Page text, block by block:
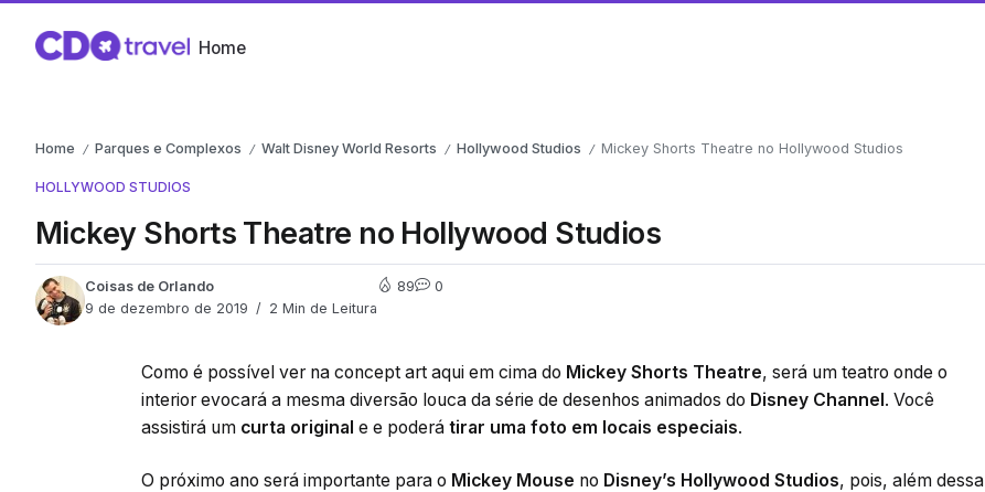
Home
Home / Parques e Complexos / Walt Disney World Resorts / Hollywood Studios / Mickey Shorts Theatre no Hollywood Studios
HOLLYWOOD STUDIOS
Mickey Shorts Theatre no Hollywood Studios
Coisas de Orlando
9 de dezembro de 2019
2 Min de Leitura
89 0
Como é possível ver na concept art aqui em cima do Mickey Shorts Theatre, será um teatro onde o
interior evocará a mesma diversão louca da série de desenhos animados do Disney Channel. Você
assistirá um curta original e e poderá tirar uma foto em locais especiais.
O próximo ano será importante para o Mickey Mouse no Disney’s Hollywood Studios, pois, além dessa